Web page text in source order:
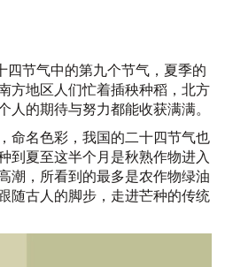
四节气中的第九个节气，夏季的
方地区人们忙着插秧种稻，北方
人的期待与努力都能收获满满。
命名色彩，我国的二十四节气也
到夏至这半个月是秋熟作物进入
潮，所看到的最多是农作物绿油
随古人的脚步，走进芒种的传统